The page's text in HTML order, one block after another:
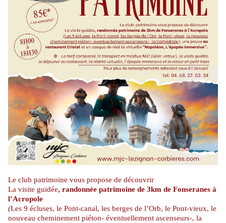
Le club patrimoine vous propose de découvrir
La visite guidée, randonnée patrimoine de 3km de Fonseranes à
l’Acropole
(Les 9 écluses, le Pont-canal, les berges de l’Orb, le Pont-vieux, le
nouveau cheminement piéton- éventuellement ascenseurs-, la